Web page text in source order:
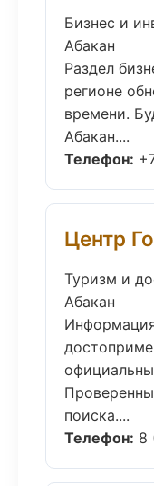
Бизнес и
Абакан
Раздел
регионе
времени.
Абакан....
Телефон:
Центр
Туризм и
Абакан
поиска....
Телефон: 8